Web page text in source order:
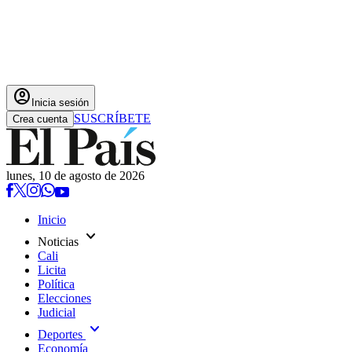
account_circle Inicia sesión
Crea cuenta SUSCRÍBETE
lunes, 10 de agosto de 2026
Inicio
Noticias expand_more
Cali
Licita
Política
Elecciones
Judicial
Deportes expand_more
Economía